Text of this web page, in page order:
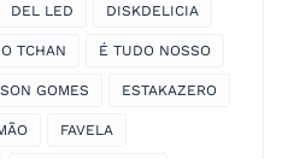
DEL LED DISKDELICIA
TCHAN É TUDO NOSSO
GOMES ESTAKAZERO
FAVELA